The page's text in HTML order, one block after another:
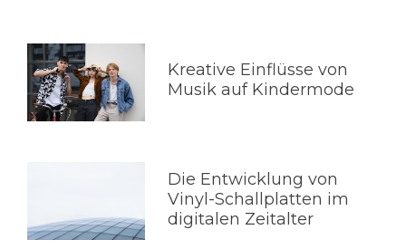
Kreative Einflüsse von
Musik auf Kindermode
Die Entwicklung von
Vinyl-Schallplatten im
digitalen Zeitalter